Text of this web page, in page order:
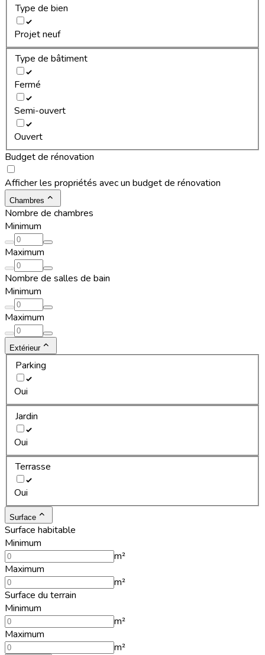
Type de bien
Projet neuf
Type de bâtiment
Fermé
Semi-ouvert
Ouvert
Budget de rénovation
Afficher les propriétés avec un budget de rénovation
Chambres
Nombre de chambres
Minimum
Maximum
Nombre de salles de bain
Minimum
Maximum
Extérieur
Parking
Oui
Jardin
Oui
Terrasse
Oui
Surface
Surface habitable
Minimum
m²
Maximum
m²
Surface du terrain
Minimum
m²
Maximum
m²